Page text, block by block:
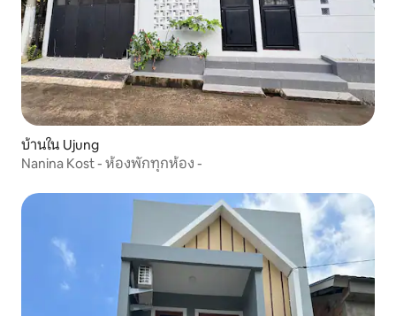
บ้านใน Ujung
Nanina Kost - ห้องพักทุกห้อง -